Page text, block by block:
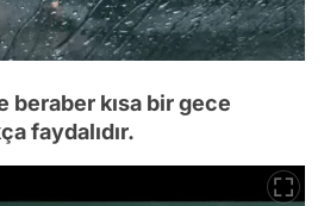
beraber kısa bir gece
faydalıdır.